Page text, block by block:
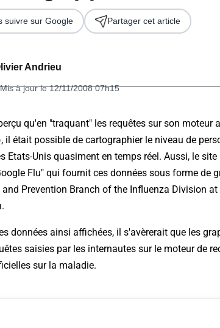
2026
Andrieu
Mis à jour le 12/11/2008 07h15
suivre sur Google Partager cet article
qu'en "traquant" les requêtes sur son moteur
il était possible de cartographier le niveau de
Etats-Unis quasiment en temps réel. Aussi, le
Flu" qui fournit ces données sous forme de
Prevention Branch of the Influenza Division at
.
données ainsi affichées, il s'avèrerait que les
saisies par les internautes sur le moteur de
sur la maladie.